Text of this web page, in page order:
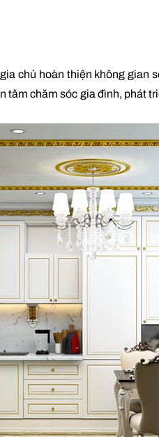
chủ hoàn thiện không gian
tâm chăm sóc gia đình, phát